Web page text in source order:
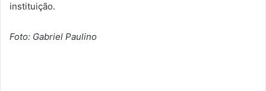
instituição.
Foto: Gabriel Paulino